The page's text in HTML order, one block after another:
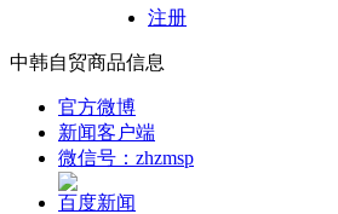
注册
中韩自贸商品信息
官方微博
新闻客户端
微信号：zhzmsp
百度新闻